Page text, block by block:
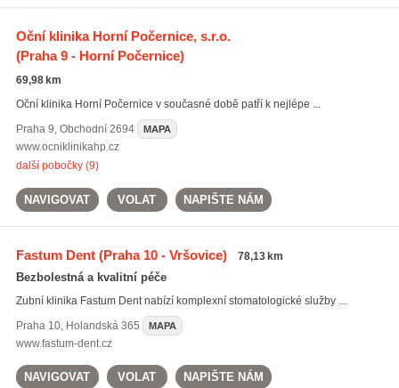
Oční klinika Horní Počernice, s.r.o.
(Praha 9 - Horní Počernice)
69,98 km
Oční klinika Horní Počernice v současné době patří k nejlépe ...
Praha 9, Obchodní 2694 MAPA
www.ocniklinikahp.cz
další pobočky (9)
NAVIGOVAT VOLAT NAPIŠTE NÁM
Fastum Dent(Praha 10 - Vršovice) 78,13 km
Bezbolestná a kvalitní péče
Zubní klinika Fastum Dent nabízí komplexní stomatologické služby ...
Praha 10, Holandská 365 MAPA
www.fastum-dent.cz
NAVIGOVAT VOLAT NAPIŠTE NÁM